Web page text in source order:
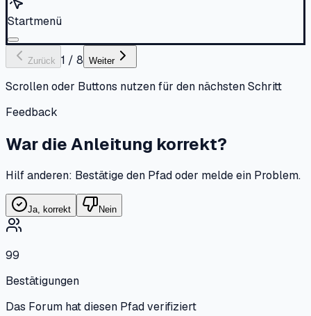
Startmenü
Zurück 1 / 8 Weiter
Scrollen oder Buttons nutzen für den nächsten Schritt
Feedback
War die Anleitung korrekt?
Hilf anderen: Bestätige den Pfad oder melde ein Problem.
Ja, korrekt Nein
99
Bestätigungen
Das Forum hat diesen Pfad verifiziert